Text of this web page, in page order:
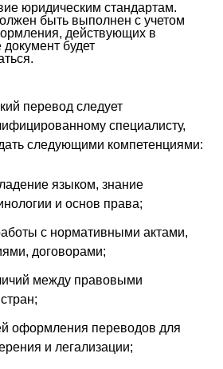
юридическим стандартам.
быть выполнен с учетом
действующих в
документ будет
перевод следует
специалисту,
следующими компетенциями:
языком, знание
и основ права;
с нормативными актами,
договорами;
между правовыми
оформления переводов для
и легализации;